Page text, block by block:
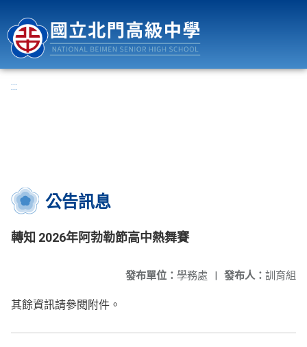
:::
公告訊息
轉知 2026年阿勃勒節高中熱舞賽
發布人： 訓育組
發布單位： 學務處 |
其餘資訊請參閱附件。